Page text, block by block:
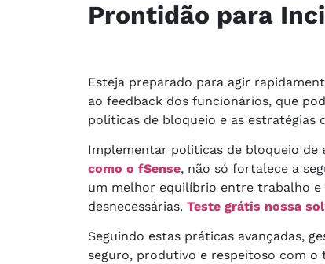
Prontidão para
Esteja preparado para agir
ao feedback dos funcionários, que
políticas de bloqueio e as estratégias
Implementar políticas de bloqueio de
como o fSense, não só fortalece a
um melhor equilíbrio entre trabalho e
desnecessárias. Teste grátis nossa
Seguindo estas práticas avançadas,
seguro, produtivo e respeitoso com o